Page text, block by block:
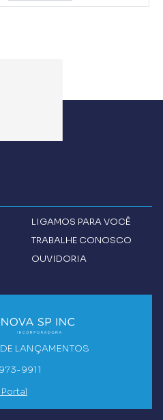
LIGAMOS PARA VOCÊ
TRABALHE CONOSCO
OUVIDORIA
LANÇAMENTOS
9911